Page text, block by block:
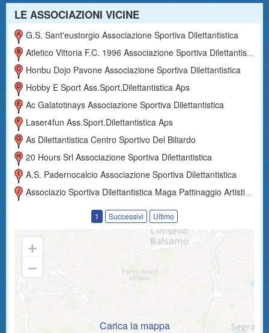
LE ASSOCIAZIONI VICINE
G.s. Sant'eustorgio Associazione Sportiva Dilettantistica
Atletico Vittoria F.c. 1996 Associazione Sportiva Dilettantistica
Honbu Dojo Pavone Associazione Sportiva Dilettantistica
Hobby E Sport Ass.sport.dilettantistica Aps
Ac Galatotinays Associazione Sportiva Dilettantistica
Laser4fun Ass.sport.dilettantistica Aps
As Dilettantistica Centro Sportivo Del Biliardo
20 Hours Srl Associazione Sportiva Dilettantistica
A.s. Padernocalcio Associazione Sportiva Dilettantistica
Associazio Sportiva Dilettantistica Maga Pattinaggio Artistico A Rotelle
1 Successivi Ultimo
Carica la mappa